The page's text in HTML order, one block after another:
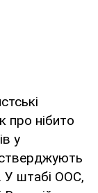
про нібито
у
У штабі ООС,